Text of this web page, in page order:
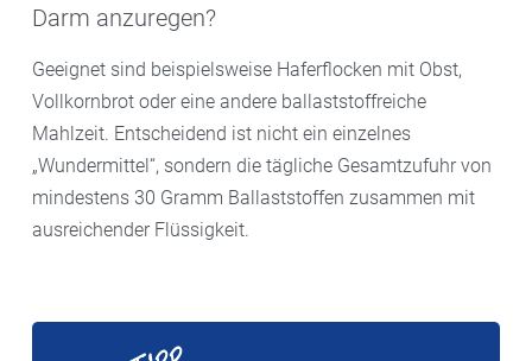
Darm anzuregen?
Geeignet sind beispielsweise Haferflocken mit Obst,
Vollkornbrot oder eine andere ballaststoffreiche
Mahlzeit. Entscheidend ist nicht ein einzelnes
„Wundermittel“, sondern die tägliche Gesamtzufuhr von
mindestens 30 Gramm Ballaststoffen zusammen mit
ausreichender Flüssigkeit.